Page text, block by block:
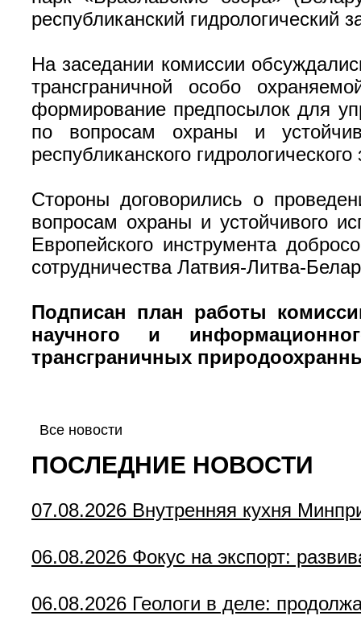
республиканский
На заседании комиссии
трансграничной особо
формирование предпосылок для
по вопросам охраны и
республиканского
Стороны договорились о
вопросам охраны и устойчивого
Европейского инструмента
сотрудничества Латвия-Литва-
Подписан план работы
научного и
трансграничных
Все новости
ПОСЛЕДНИЕ НОВОСТИ
07.08.2026 Внутренняя кухня
06.08.2026 Фокус на экспорт:
06.08.2026 Геологи в деле: